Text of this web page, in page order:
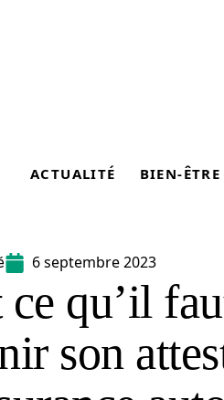
ACTUALITÉ BIEN-ÊTRE
6 septembre 2023
ce qu’il
son